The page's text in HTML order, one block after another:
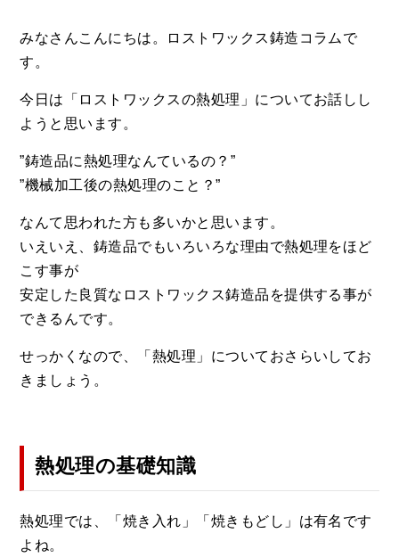
みなさんこんにちは。ロストワックス鋳造コラムで
す。
今日は「ロストワックスの熱処理」についてお話しし
ようと思います。
”鋳造品に熱処理なんているの？”
”機械加工後の熱処理のこと？”
なんて思われた方も多いかと思います。
いえいえ、鋳造品でもいろいろな理由で熱処理をほど
こす事が
安定した良質なロストワックス鋳造品を提供する事が
できるんです。
せっかくなので、「熱処理」についておさらいしてお
きましょう。
熱処理の基礎知識
熱処理では、「焼き入れ」「焼きもどし」は有名です
よね。